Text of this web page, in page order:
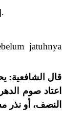
jatuhnya
قال الشافعية:
اعتاد صوم
النصف، أو نذر